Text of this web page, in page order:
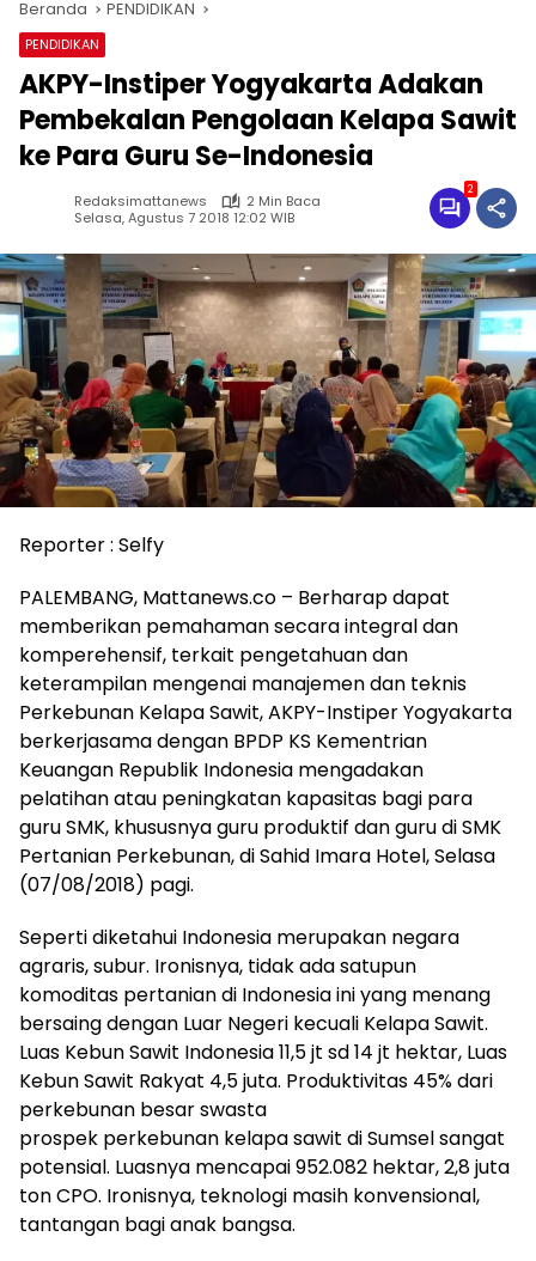
Beranda PENDIDIKAN
PENDIDIKAN
AKPY-Instiper Yogyakarta Adakan
Pembekalan Pengolaan Kelapa Sawit
ke Para Guru Se-Indonesia
Redaksimattanews
2 Min Baca
Selasa, Agustus 7 2018 12:02 WIB
2
Reporter : Selfy
PALEMBANG, Mattanews.co – Berharap dapat
memberikan pemahaman secara integral dan
komperehensif, terkait pengetahuan dan
keterampilan mengenai manajemen dan teknis
Perkebunan Kelapa Sawit, AKPY-Instiper Yogyakarta
berkerjasama dengan BPDP KS Kementrian
Keuangan Republik Indonesia mengadakan
pelatihan atau peningkatan kapasitas bagi para
guru SMK, khususnya guru produktif dan guru di SMK
Pertanian Perkebunan, di Sahid Imara Hotel, Selasa
(07/08/2018) pagi.
Seperti diketahui Indonesia merupakan negara
agraris, subur. Ironisnya, tidak ada satupun
komoditas pertanian di Indonesia ini yang menang
bersaing dengan Luar Negeri kecuali Kelapa Sawit.
Luas Kebun Sawit Indonesia 11,5 jt sd 14 jt hektar, Luas
Kebun Sawit Rakyat 4,5 juta. Produktivitas 45% dari
perkebunan besar swasta
prospek perkebunan kelapa sawit di Sumsel sangat
potensial. Luasnya mencapai 952.082 hektar, 2,8 juta
ton CPO. Ironisnya, teknologi masih konvensional,
tantangan bagi anak bangsa.